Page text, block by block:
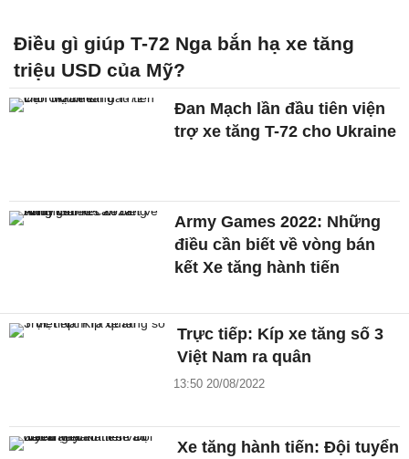
Điều gì giúp T-72 Nga bắn hạ xe tăng
triệu USD của Mỹ?
Đan Mạch lần đầu tiên viện
trợ xe tăng T-72 cho Ukraine
Army Games 2022: Những
điều cần biết về vòng bán
kết Xe tăng hành tiến
Trực tiếp: Kíp xe tăng số 3
Việt Nam ra quân
13:50 20/08/2022
Xe tăng hành tiến: Đội tuyển